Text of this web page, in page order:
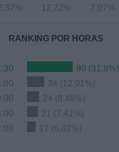
12,72% 7,07%
RANKING POR HORAS
90 (31,8%)
34 (12,01%)
24 (8,48%)
21 (7,42%)
17 (6,01%)